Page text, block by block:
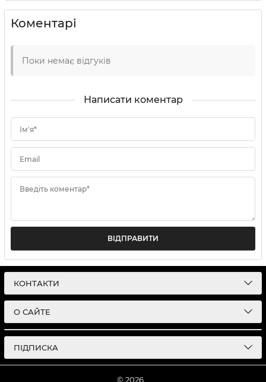
Коментарі
Поки немає відгуків
Написати коментар
Ім'я*
Email
Введіть коментар*
ВІДПРАВИТИ
КОНТАКТИ
О САЙТЕ
ПІДПИСКА
© 2026